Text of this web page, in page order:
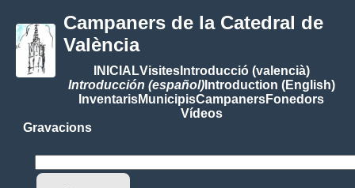
Campaners de la Catedral de
València
INICIALVisitesIntroducció (valencià)
Introducción (español)Introduction (English)
InventarisMunicipisCampanersFonedors
Vídeos
Gravacions